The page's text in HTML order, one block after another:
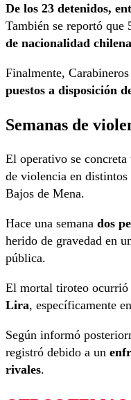
De los 23 detenidos,
También se reportó que
de nacionalidad chilena
Finalmente,
puestos a disposición
Semanas de
El operativo se concreta
de violencia en
Bajos de Mena.
Hace una semana dos
herido de gravedad en
pública.
El mortal tiroteo
Lira, específicamente
Según informó
registró debido a un
rivales.